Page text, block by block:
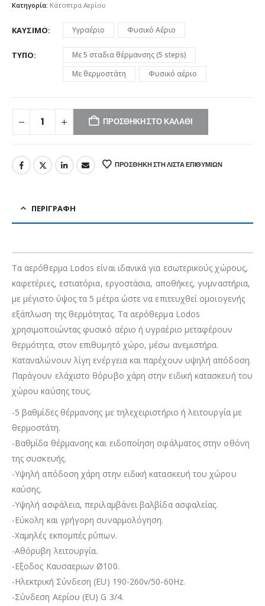
Κατηγορία: Κάτοπτρα Αερίου
ΚΑΎΣΙΜΟ Υγραέριο Φυσικό Αέριο
ΤΎΠΟ
Με 5 σταδια θέρμανσης (5 steps)
Με θερμοστάτη
Φυσικό αέριο
ΠΡΟΣΘΉΚΗ ΣΤΟ ΚΑΛΆΘΙ
ΠΡΟΣΘΉΚΗ ΣΤΗ ΛΊΣΤΑ ΕΠΙΘΥΜΙΏΝ
ΠΕΡΙΓΡΑΦΉ
Τα αερόθερμα Lodos είναι ιδανικά για εσωτερικούς χώρους,
καφετέριες, εστιατόρια, εργοστάσια, αποθήκες, γυμναστήρια,
με μέγιστο ύψος τα 5 μέτρα ώστε να επιτευχθεί ομοιογενής
εξάπλωση της θερμότητας. Τα αερόθερμα Lodos
χρησιμοποιώντας φυσικό αέριο ή υγραέριο μεταφέρουν
θερμότητα, στον επιθυμητό χώρο, μέσω ανεμιστήρα.
Καταναλώνουν λίγη ενέργεια και παρέχουν υψηλή απόδοση.
Παράγουν ελάχιστο θόρυβο χάρη στην ειδική κατασκευή του
χώρου καύσης τους.
-5 βαθμίδες θέρμανσης με τηλεχειριστήριο ή λειτουργία με
θερμοστάτη.
-Βαθμίδα θέρμανσης και ειδοποίηση σφάλματος στην οθόνη
της συσκευής.
-Υψηλή απόδοση χάρη στην ειδική κατασκευή του χώρου
καύσης.
-Υψηλή ασφάλεια, περιλαμβάνει βαλβίδα ασφαλείας.
-Εύκολη και γρήγορη συναρμολόγηση.
-Χαμηλές εκπομπές ρύπων.
-Αθόρυβη λειτουργία.
-Εξοδος Καυσαεριων Ø100.
-Ηλεκτρική Σύνδεση (EU) 190-260v/50-60Hz.
-Σύνδεση Αερίου (EU) G 3/4.